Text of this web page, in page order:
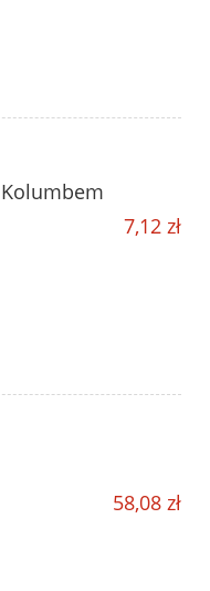
7,12 zł
58,08 zł